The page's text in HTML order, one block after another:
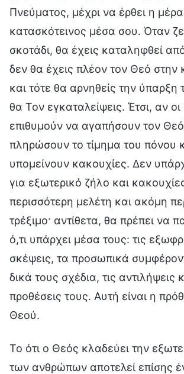
Πνεύματος, μέχρι να έρθει η
κατασκότεινος μέσα σου. Όταν
σκοτάδι, θα έχεις καταληφθεί
δεν θα έχεις πλέον τον Θεό στην
και τότε θα αρνηθείς την ύπαρξη
θα Τον εγκαταλείψεις. Έτσι, αν
επιθυμούν να αγαπήσουν τον
πληρώσουν το τίμημα του πόνου
υπομείνουν κακουχίες. Δεν
για εξωτερικό ζήλο και
περισσότερη μελέτη και ακόμη
τρέξιμο· αντίθετα, θα πρέπει να
ό,τι υπάρχει μέσα τους: τις
σκέψεις, τα προσωπικά
δικά τους σχέδια, τις αντιλήψεις
προθέσεις τους. Αυτή είναι η
Θεού.
Το ότι ο Θεός κλαδεύει την
των ανθρώπων αποτελεί επίσης